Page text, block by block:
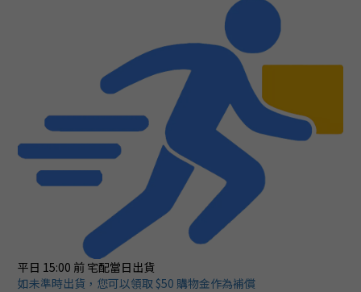
平日 15:00 前 宅配當日出貨
如未準時出貨，您可以領取 $50 購物金作為補償